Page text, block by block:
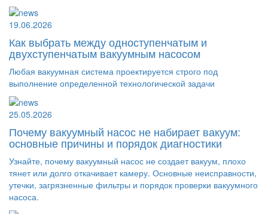
19.06.2026
Как выбрать между одноступенчатым и
двухступенчатым вакуумным насосом
Любая вакуумная система проектируется строго под
выполнение определенной технологической задачи
25.05.2026
Почему вакуумный насос не набирает вакуум:
основные причины и порядок диагностики
Узнайте, почему вакуумный насос не создает вакуум, плохо
тянет или долго откачивает камеру. Основные неисправности,
утечки, загрязненные фильтры и порядок проверки вакуумного
насоса.